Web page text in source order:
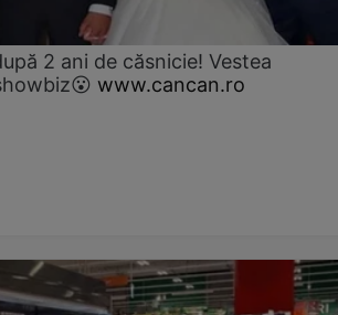
2 ani de căsnicie! Vestea
www.cancan.ro